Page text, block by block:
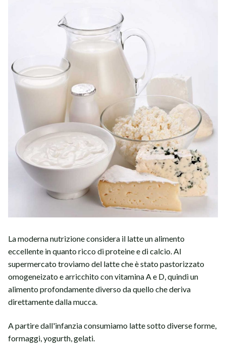
La moderna nutrizione considera il latte un alimento
eccellente in quanto ricco di proteine e di calcio. Al
supermercato troviamo del latte che è stato pastorizzato
omogeneizato e arricchito con vitamina A e D, quindi un
alimento profondamente diverso da quello che deriva
direttamente dalla mucca.
A partire dall'infanzia consumiamo latte sotto diverse forme,
formaggi, yogurth, gelati.